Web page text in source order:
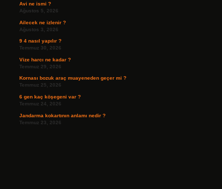
Avi ne ismi ?
Ağustos 5, 2026
Ailecek ne izlenir ?
Ağustos 3, 2026
9 4 nasıl yapılır ?
Temmuz 30, 2026
Vize harcı ne kadar ?
Temmuz 29, 2026
Kornası bozuk araç muayeneden geçer mi ?
Temmuz 25, 2026
6 gen kaç köşegeni var ?
Temmuz 24, 2026
Jandarma kokartının anlamı nedir ?
Temmuz 23, 2026